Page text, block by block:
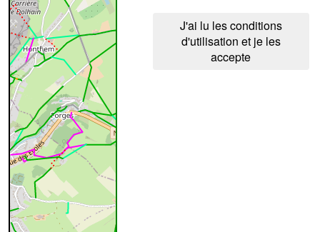
J'ai lu les conditions
d'utilisation et je les
accepte